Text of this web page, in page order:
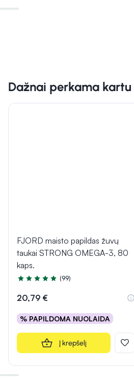
Dažnai perkama kartu
FJORD maisto papildas žuvų
taukai STRONG OMEGA-3, 80
kaps.
Įvertinimas 4.9 iš 5
(99)
20,79 €
% PAPILDOMA NUOLAIDA
Į krepšelį